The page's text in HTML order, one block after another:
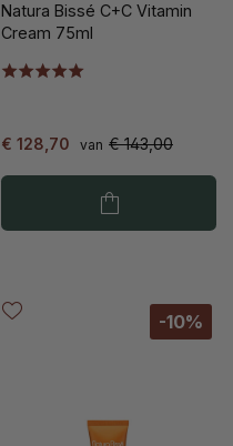
Natura Bissé C+C Vitamin
Cream 75ml
€ 128,70 van € 143,00
-10%